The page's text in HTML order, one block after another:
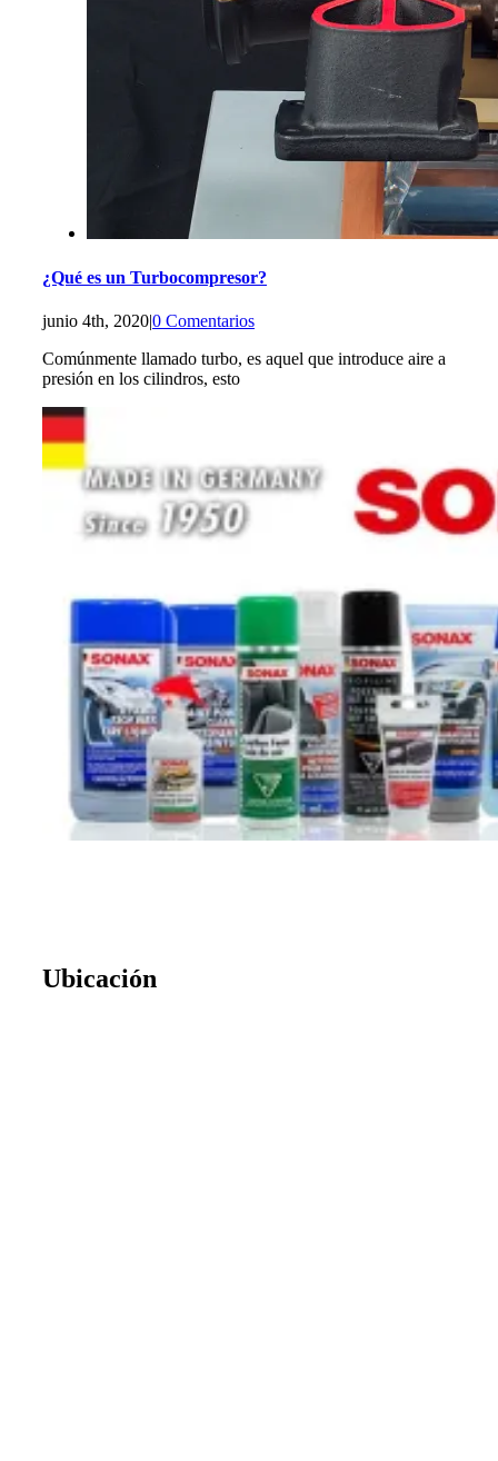
¿Qué es un Turbocompresor?
junio 4th, 2020|0 Comentarios
Comúnmente llamado turbo, es aquel que introduce aire a
presión en los cilindros, esto
Ubicación